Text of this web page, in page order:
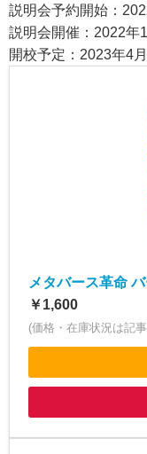
説明会予約開始：
説明会開催：2022年
開校予定：2023年4月
メタバース革命
￥1,600
(価格・在庫状況は記